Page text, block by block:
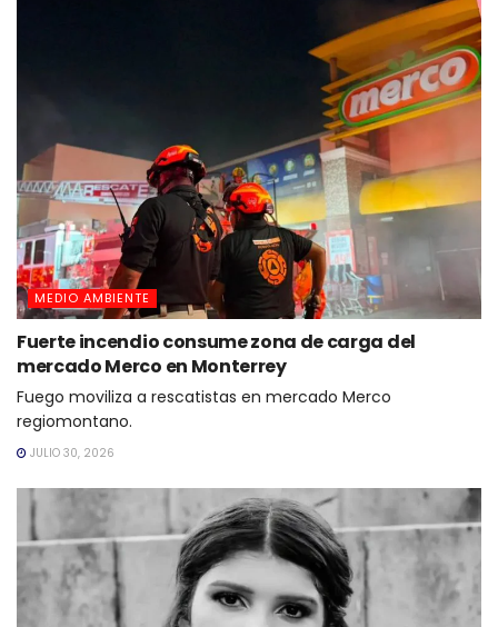
MEDIO AMBIENTE
Fuerte incendio consume zona de carga del
mercado Merco en Monterrey
Fuego moviliza a rescatistas en mercado Merco
regiomontano.
JULIO 30, 2026